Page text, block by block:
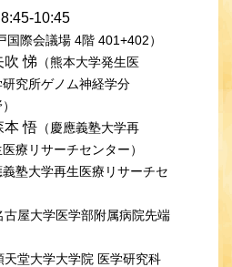
8:45-10:45
国際会議場 4階 401+402）
吹 悌 （熊本大学発生医
研究所ゲノム神経学分
本 悟 （慶應義塾大学再
療リサーチセンター）
義塾大学再生医療リサーチセ
古屋大学医学部附属病院先端
天堂大学大学院 医学研究科